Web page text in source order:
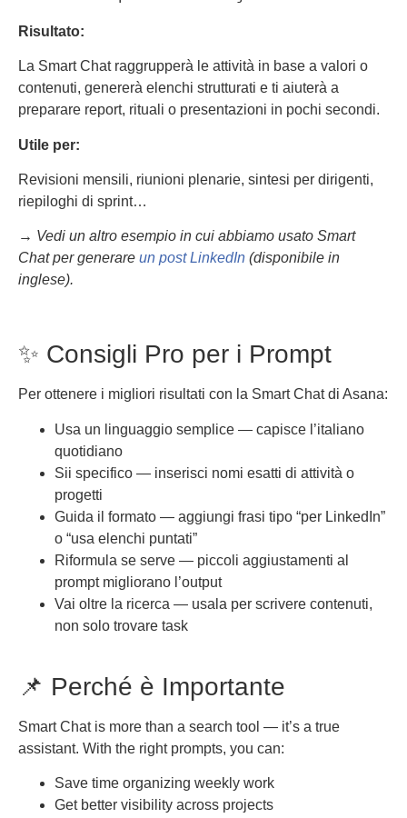
Risultato:
La Smart Chat raggrupperà le attività in base a valori o
contenuti, genererà elenchi strutturati e ti aiuterà a
preparare report, rituali o presentazioni in pochi secondi.
Utile per:
Revisioni mensili, riunioni plenarie, sintesi per dirigenti,
riepiloghi di sprint…
→ Vedi un altro esempio in cui abbiamo usato Smart
Chat per generare un post LinkedIn (disponibile in
inglese).
✨ Consigli Pro per i Prompt
Per ottenere i migliori risultati con la Smart Chat di Asana:
Usa un linguaggio semplice — capisce l’italiano
quotidiano
Sii specifico — inserisci nomi esatti di attività o
progetti
Guida il formato — aggiungi frasi tipo “per LinkedIn”
o “usa elenchi puntati”
Riformula se serve — piccoli aggiustamenti al
prompt migliorano l’output
Vai oltre la ricerca — usala per scrivere contenuti,
non solo trovare task
📌 Perché è Importante
Smart Chat is more than a search tool — it’s a true
assistant. With the right prompts, you can:
Save time organizing weekly work
Get better visibility across projects